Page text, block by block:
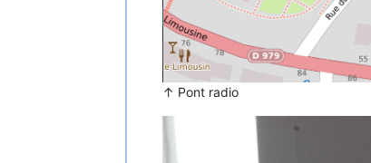
↑ Pont radio